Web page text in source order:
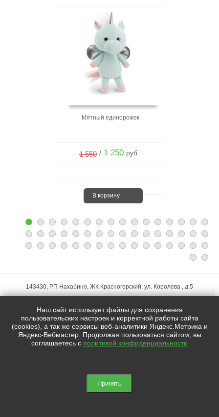
Мятный единорожек
1 550 / 1 250 руб.
В корзину
143430, РП Нахабино, ЖК Красногорский, ул. Королева , д.5
255-74-75
zakaz@mfstudio.ru
Мы в социальных сетях:
© 2021 | Студия MY FLOWERS STUDIO
Наш сайт использует файлы для сохранения
пользовательских настроек и корректной работы сайта
(cookies), а так же сервисы веб-аналитики Яндекс.Метрика и
Яндекс-Вебмастер. Продолжая пользоваться сайтом, вы
соглашаетесь с политикой конфиденциальности
Принять